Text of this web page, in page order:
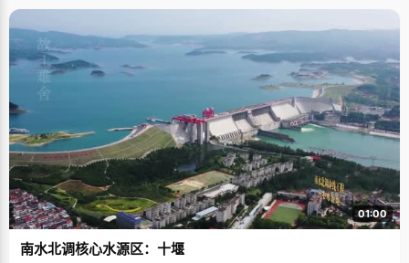
01:00
南水北调核心水源区：十堰